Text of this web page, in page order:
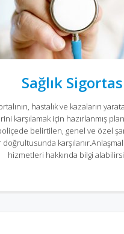
Sağlık
hastalık ve kazaların
karşılamak için hazırlanmış
belirtilen, genel ve özel
hizmetleri hakkında bilgi